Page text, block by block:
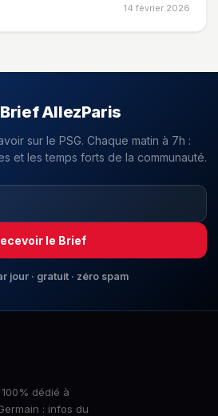
14 février 2026
AllezParis
sur le PSG. Chaque matin à 7h :
et les temps forts de la communauté.
le Brief
jour · gratuit · zéro spam
dédié à
: infos du